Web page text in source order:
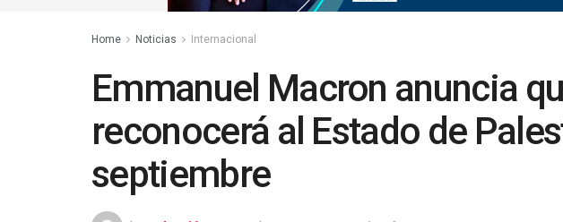
Home Noticias Internacional
Emmanuel Macron anuncia
reconocerá al Estado de
septiembre